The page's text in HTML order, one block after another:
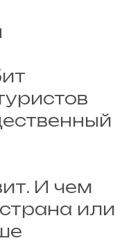
И чем
или